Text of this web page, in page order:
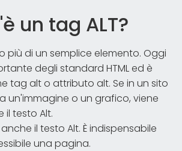
un tag ALT?
più di un semplice elemento. Oggi
degli standard HTML ed è
tag alt o attributo alt. Se in un sito
un'immagine o un grafico, viene
testo Alt.
il testo Alt. È indispensabile
una pagina.